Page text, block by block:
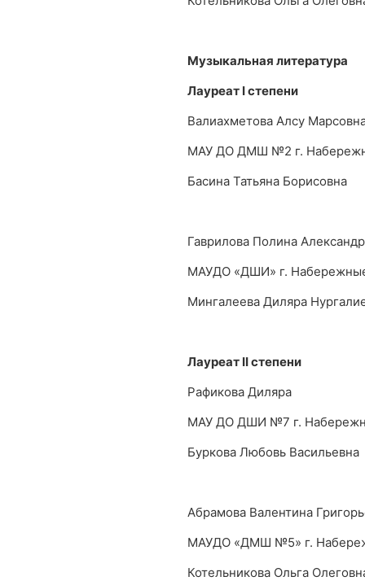
Музыкальная литература
Лауреат Iстепени
Валиахметова Алсу
МАУ ДО ДМШ №2 г.
Басина Татьяна Борисовна
Гаврилова Полина
МАУДО «ДШИ» г.
Мингалеева Диляра
Лауреат IIстепени
Рафикова Диляра
МАУ ДО ДШИ №7 г.
Буркова Любовь Васильевна
Абрамова Валентина
МАУДО «ДМШ №5» г.
Котельникова Ольга